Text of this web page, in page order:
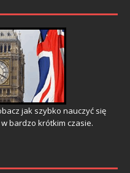
jak szybko nauczyć się
bardzo krótkim czasie.